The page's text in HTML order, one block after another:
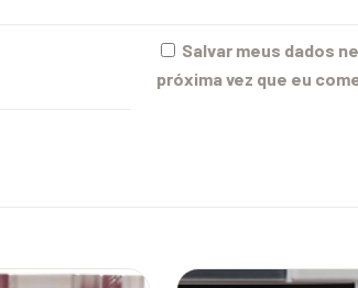
Salvar meus dados
próxima vez que eu